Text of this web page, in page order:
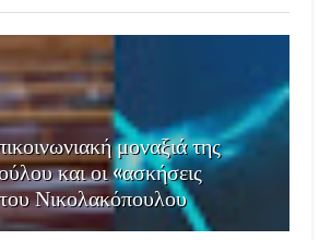
μοναξιά της
και οι «ασκήσεις
Νικολακόπουλου